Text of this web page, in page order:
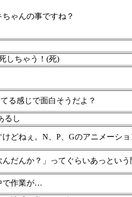
ゃんの事ですね？
しちゃう！(死)
る感じで面白そうだよ？
るし
どねぇ。N、P、Gのアニメーショ
だんか？」ってぐらいあっとい
で作業が…